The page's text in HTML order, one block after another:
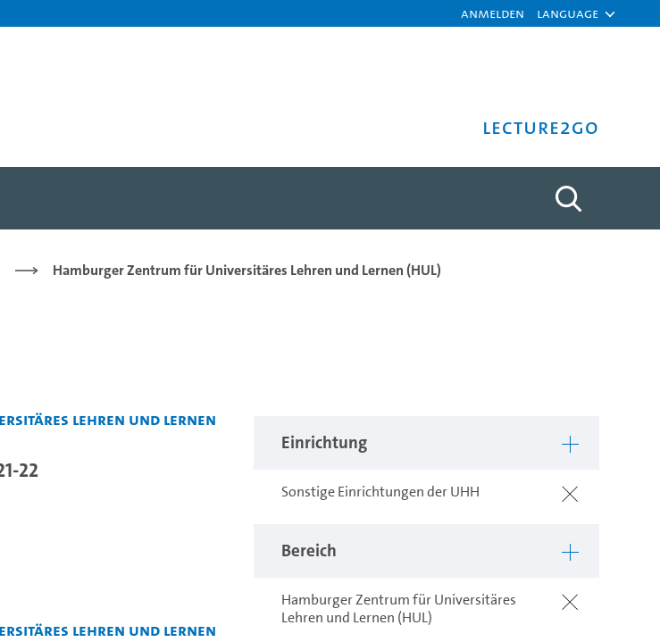
Anmelden Language
Lecture2Go
Hamburger Zentrum für Universitäres Lehren und Lernen (HUL)
Einrichtung
Sonstige Einrichtungen der UHH
Bereich
Hamburger Zentrum für Universitäres
Lehren und Lernen (HUL)
Lehren und Lernen
22
Lehren und Lernen